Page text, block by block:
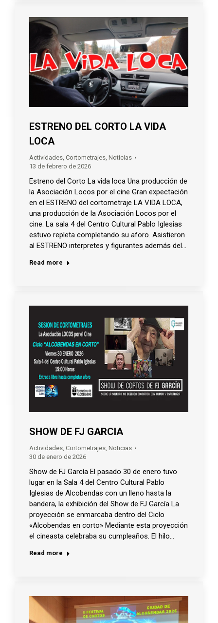
ESTRENO DEL CORTO LA VIDA
LOCA
Actividades Cortometrajes Noticias
13 de febrero de 2026
Estreno del Corto La vida loca Una producción de
la Asociación Locos por el cine Gran expectación
en el ESTRENO del cortometraje LA VIDA LOCA,
una producción de la Asociación Locos por el
cine. La sala 4 del Centro Cultural Pablo Iglesias
estuvo repleta completando su aforo. Asistieron
al ESTRENO interpretes y figurantes además del…
Read more
SHOW DE FJ GARCIA
Actividades, Cortometrajes, Noticias
30 de enero de 2026
Show de FJ García El pasado 30 de enero tuvo
lugar en la Sala 4 del Centro Cultural Pablo
Iglesias de Alcobendas con un lleno hasta la
bandera, la exhibición del Show de FJ García La
proyección se enmarcaba dentro del Ciclo
«Alcobendas en corto» Mediante esta proyección
el cineasta celebraba su cumpleaños. El hilo…
Read more